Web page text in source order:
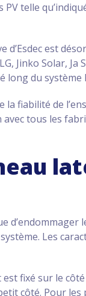
telle
est
Jinko Solar, Ja
du système
fiabilité de
tous les
Les
fixé sur le
côté. Pour